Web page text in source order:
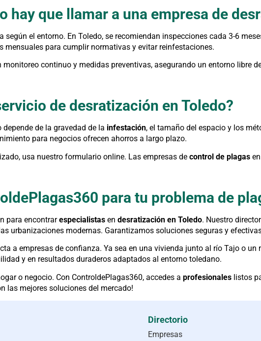
hay que llamar a una empresa de
según el entorno. En Toledo, se recomiendan inspecciones cada 3-6
mensuales para cumplir normativas y evitar reinfestaciones.
continuo y medidas preventivas, asegurando un entorno libre
de desratización en Toledo?
de la gravedad de la infestación, el tamaño del espacio y los
para negocios ofrecen ahorros a largo plazo.
usa nuestro formulario online. Las empresas de control de plagas
para tu problema de
para encontrarespecialistas en desratización en Toledo. Nuestro
urbanizaciones modernas. Garantizamos soluciones seguras y
a empresas de confianza. Ya sea en una vivienda junto al río Tajo o un
y en resultados duraderos adaptados al entorno toledano.
o negocio. Con ControldePlagas360, accedes a profesionales listos
las mejores soluciones del mercado!
Directorio
Empresas